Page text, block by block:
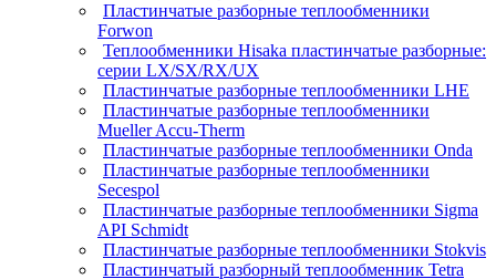
Пластинчатые разборные теплообменники
Forwon
Теплообменники Hisaka пластинчатые разборные:
серии LX/SX/RX/UX
Пластинчатые разборные теплообменники LHE
Пластинчатые разборные теплообменники
Mueller Accu-Therm
Пластинчатые разборные теплообменники Onda
Пластинчатые разборные теплообменники
Secespol
Пластинчатые разборные теплообменники Sigma
API Schmidt
Пластинчатые разборные теплообменники Stokvis
Пластинчатый разборный теплообменник Tetra